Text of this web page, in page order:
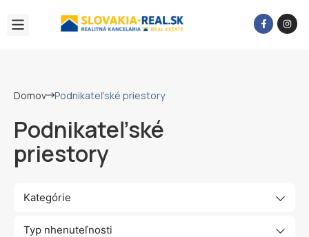
Domov Podnikateľské priestory
Podnikateľské
priestory
Kategórie
Typ nhenuteľnosti